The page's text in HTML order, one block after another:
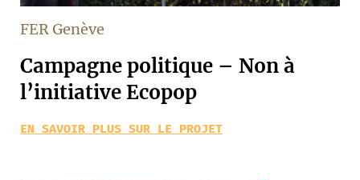
FER Genève
Campagne politique – Non à
l’initiative Ecopop
EN SAVOIR PLUS SUR LE PROJET